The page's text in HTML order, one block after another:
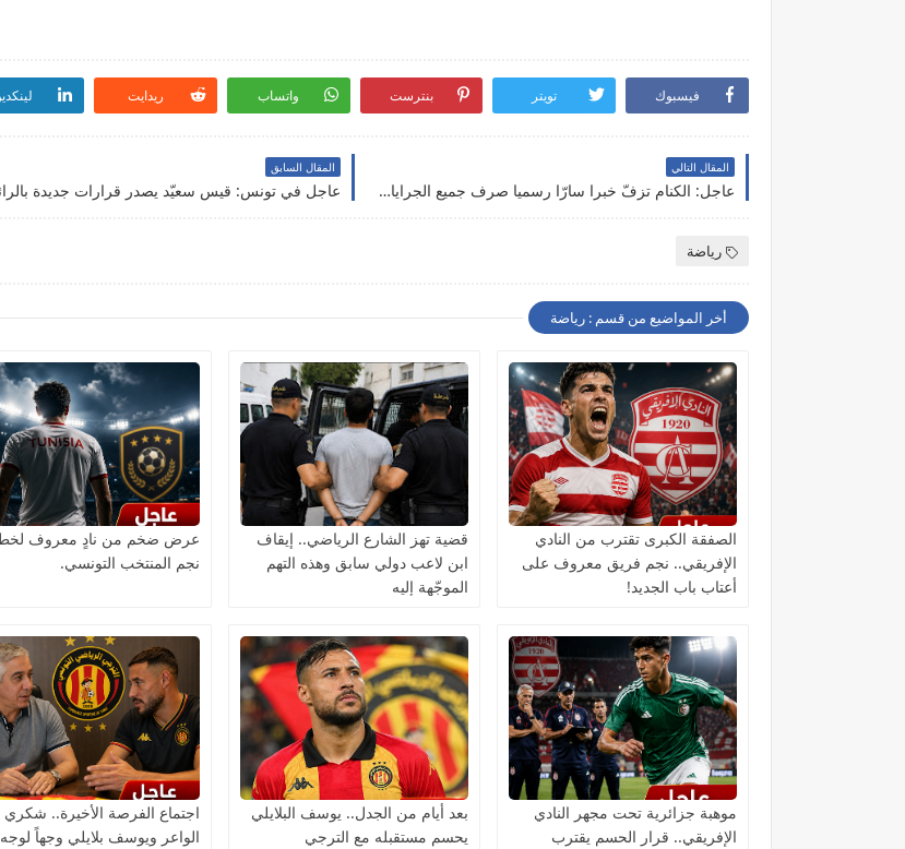
فيسبوك تويتر بنترست واتساب ريدايت
المقال التالي
عاجل: الكنام تزفّ خبرا سارّا رسميا صرف جميع الجرايات لفائدة هؤلاء
المقال السابق
رياضة
أخر المواضيع من قسم : رياضة
الصفقة الكبرى تقترب من النادي
الإفريقي.. نجم فريق معروف على
أعتاب باب الجديد!
قضية تهز الشارع الرياضي.. إيقاف
ابن لاعب دولي سابق وهذه التهم
الموجّهة إليه
عرض ضخم من نادٍ معروف
نجم المنتخب التونسي.
موهبة جزائرية تحت مجهر النادي
الإفريقي.. قرار الحسم يقترب
بعد أيام من الجدل.. يوسف البلايلي
يحسم مستقبله مع الترجي
اجتماع الفرصة الأخيرة.. شكري
الواعر ويوسف بلايلي وجهاً لوجه